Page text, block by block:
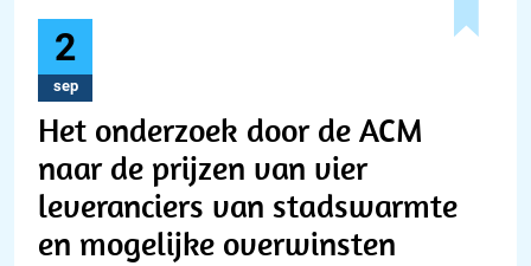
2
sep
Het onderzoek door de ACM
naar de prijzen van vier
leveranciers van stadswarmte
en mogelijke overwinsten